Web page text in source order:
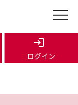
ログイン